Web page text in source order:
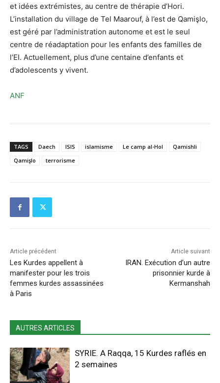
et idées extrémistes, au centre de thérapie d’Hori.
L’installation du village de Tel Maarouf, à l’est de Qamişlo,
est géré par l’administration autonome et est le seul
centre de réadaptation pour les enfants des familles de
l’EI. Actuellement, plus d’une centaine d’enfants et
d’adolescents y vivent.
ANF
TAGS Daech ISIS islamisme Le camp al-Hol
Qamishli
Qamişlo
terrorisme
Article précédent
Les Kurdes appellent à
manifester pour les trois
femmes kurdes assassinées
à Paris
Article suivant
IRAN. Exécution d’un autre
prisonnier kurde à
Kermanshah
AUTRES ARTICLES
SYRIE. A Raqqa, 15 Kurdes raflés en
2 semaines